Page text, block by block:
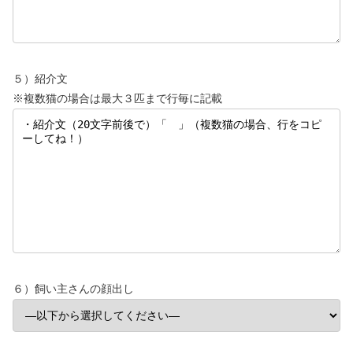
５）紹介文
※複数猫の場合は最大３匹まで行毎に記載
６）飼い主さんの顔出し